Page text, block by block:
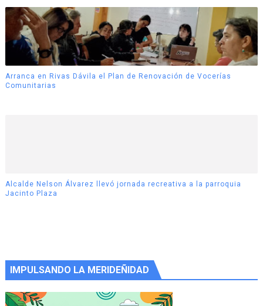
Arranca en Rivas Dávila el Plan de Renovación de Vocerías
Comunitarias
Alcalde Nelson Álvarez llevó jornada recreativa a la parroquia
Jacinto Plaza
IMPULSANDO LA MERIDEÑIDAD